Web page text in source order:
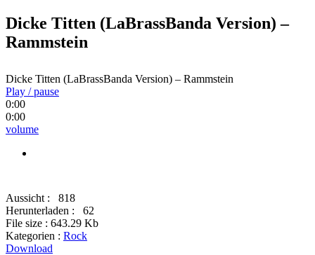
Dicke Titten (LaBrassBanda Version) –
Rammstein
Dicke Titten (LaBrassBanda Version) – Rammstein
Play / pause
0:00
0:00
volume
Aussicht :
818
Herunterladen :
62
File size : 643.29 Kb
Kategorien : Rock
Download